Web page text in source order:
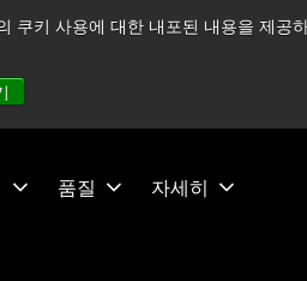
키 사용에 대한 내포된 내용을 제공
는 정상적으로 운영되고 있습니다.
품질 자세히